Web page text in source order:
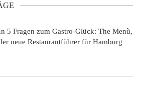
5 Fragen zum Gastro-Glück: The Menù,
neue Restaurantführer für Hamburg